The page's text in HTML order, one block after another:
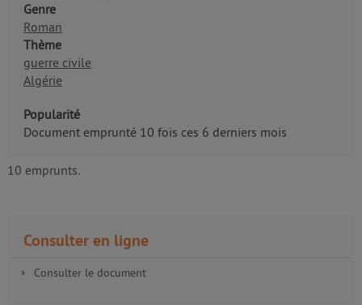
Genre
Roman
Thème
guerre civile
Algérie
Popularité
Document emprunté 10 fois ces 6 derniers mois
10 emprunts.
Consulter en ligne
Consulter le document